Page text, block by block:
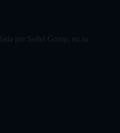
por Soltel Group, en su